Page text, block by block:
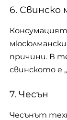
6. Свинско
причини. В
свинското е
7. Чесън
Чесънът